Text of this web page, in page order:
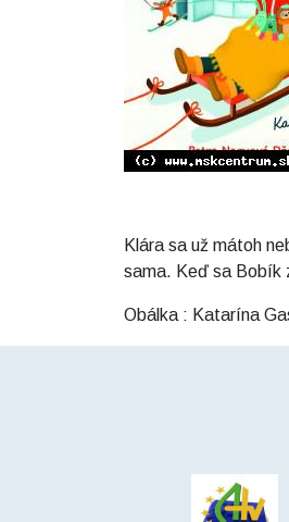
Klára sa už mátoh
sama. Keď sa Bobík
Obálka : Katarína